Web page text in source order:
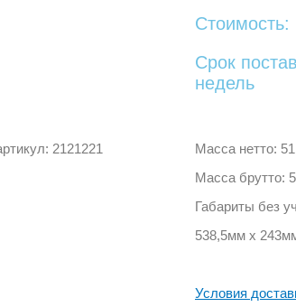
Стоимость:
Срок
недель
Масса нетто:
Масса брутто:
Габариты без
538,5мм х
Условия